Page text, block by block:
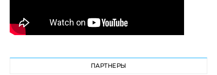
ПАРТНЕРЫ